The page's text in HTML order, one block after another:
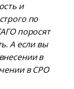
и
по
поросят
А если вы
в
в СРО